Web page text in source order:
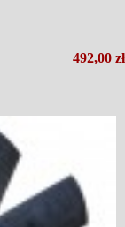
492,00 zł